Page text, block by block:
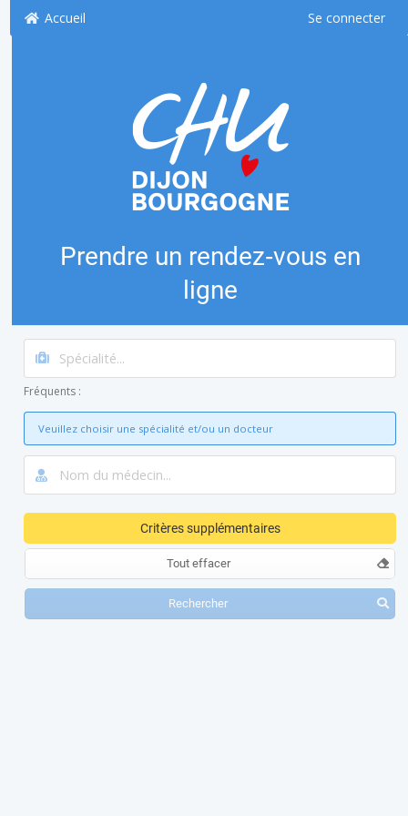
Accueil Se connecter
Prendre un rendez‑vous en
ligne
Fréquents :
Veuillez choisir une spécialité et/ou un docteur
Critères supplémentaires
Tout effacer
Rechercher